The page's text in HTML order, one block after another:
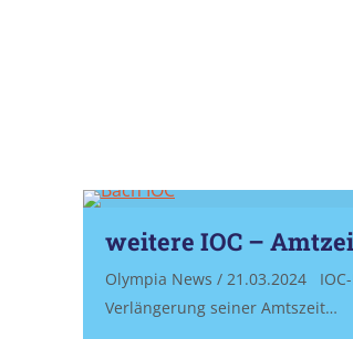
weitere IOC –
Olympia News / 21.03.2024
Verlängerung seiner Amtszeit…